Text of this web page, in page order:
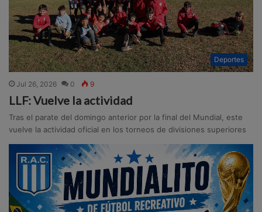
Deportes
Jul 26, 2026 0 9
LLF: Vuelve la actividad
Tras el parate del domingo anterior por la final del Mundial, este
vuelve la actividad oficial en los torneos de divisiones superiores